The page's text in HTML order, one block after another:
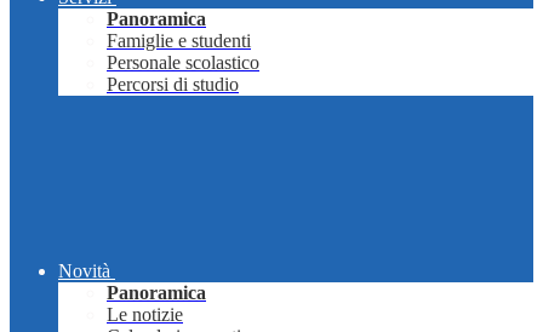
Panoramica
Famiglie e studenti
Personale scolastico
Percorsi di studio
Novità
Panoramica
Le notizie